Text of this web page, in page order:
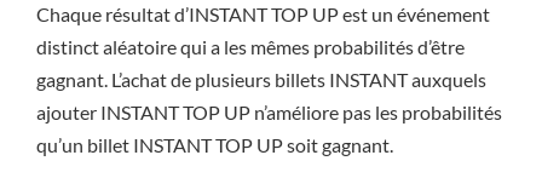
Chaque résultat d’INSTANT TOP UP est un événement
distinct aléatoire qui a les mêmes probabilités d’être
gagnant. L’achat de plusieurs billets INSTANT auxquels
ajouter INSTANT TOP UP n’améliore pas les probabilités
qu’un billet INSTANT TOP UP soit gagnant.